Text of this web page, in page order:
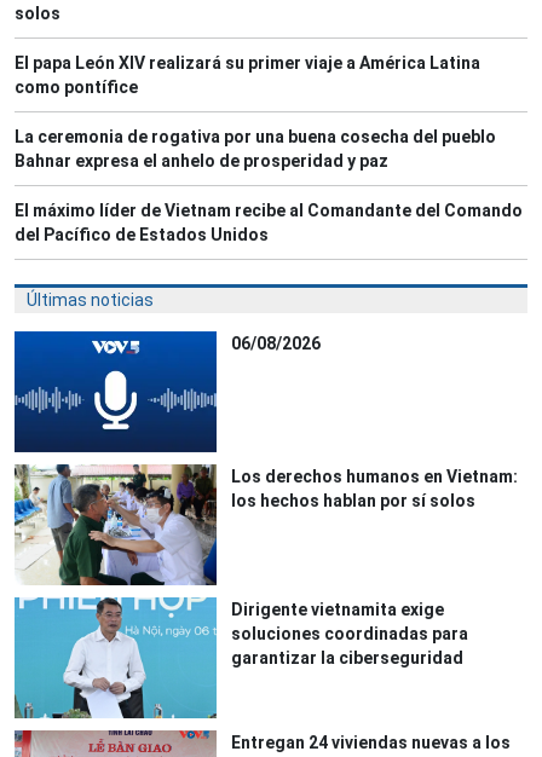
solos
El papa León XIV realizará su primer viaje a América Latina
como pontífice
La ceremonia de rogativa por una buena cosecha del pueblo
Bahnar expresa el anhelo de prosperidad y paz
El máximo líder de Vietnam recibe al Comandante del Comando
del Pacífico de Estados Unidos
Últimas noticias
06/08/2026
Los derechos humanos en Vietnam:
los hechos hablan por sí solos
Dirigente vietnamita exige
soluciones coordinadas para
garantizar la ciberseguridad
Entregan 24 viviendas nuevas a los